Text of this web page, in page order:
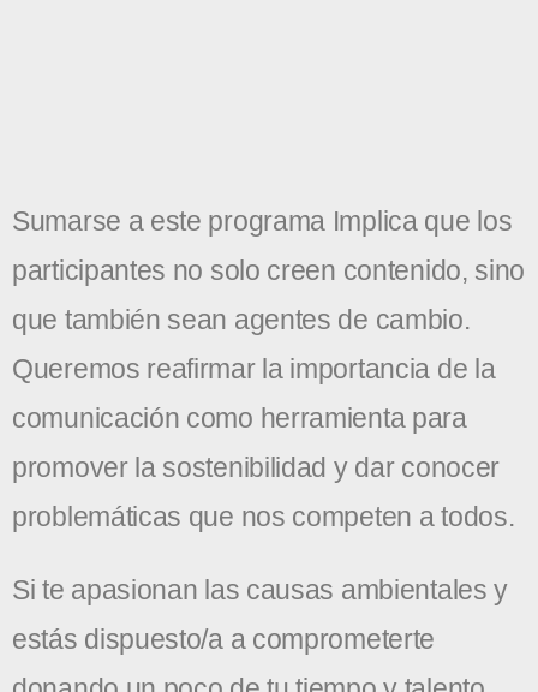
Sumarse a este programa Implica que los
participantes no solo creen contenido, sino
que también sean agentes de cambio.
Queremos reafirmar la importancia de la
comunicación como herramienta para
promover la sostenibilidad y dar conocer
problemáticas que nos competen a todos.
Si te apasionan las causas ambientales y
estás dispuesto/a a comprometerte